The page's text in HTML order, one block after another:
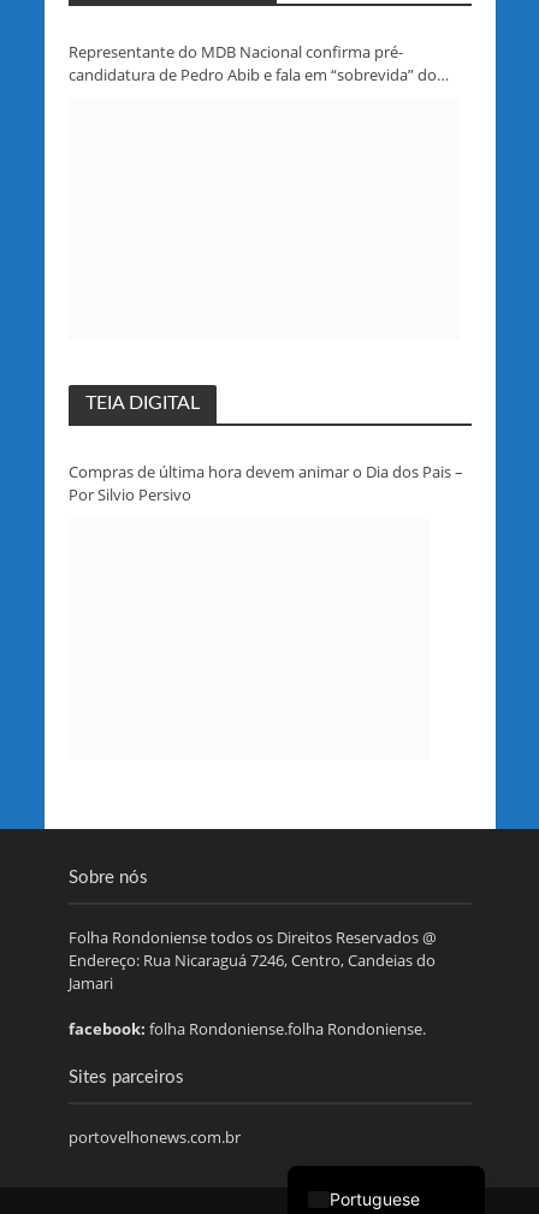
Representante do MDB Nacional confirma pré-
candidatura de Pedro Abib e fala em “sobrevida” do
TEIA DIGITAL
Compras de última hora devem animar o Dia dos Pais –
Por Silvio Persivo
Sobre nós
Folha Rondoniense todos os Direitos Reservados @
Endereço: Rua Nicaraguá 7246, Centro, Candeias do
Jamari
facebook: folha Rondoniense.folha Rondoniense.
Sites parceiros
portovelhonews.com.br
Portuguese